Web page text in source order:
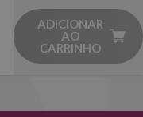
ADICIONAR
AO
CARRINHO